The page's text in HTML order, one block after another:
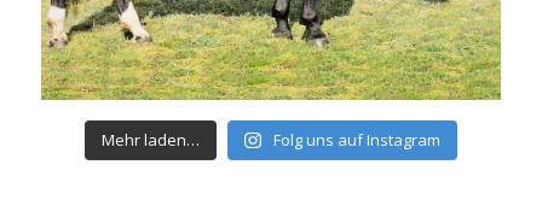
Mehr laden… Folg uns auf Instagram